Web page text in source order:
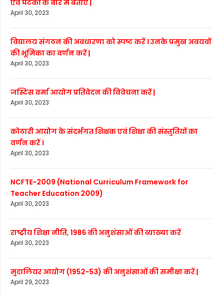
एवं घटकों के बारे में बताएं |
April 30, 2023
विद्यालय संगठन की अवधारणा को स्पष्ट करें । उनके प्रमुख अवयवों
की भूमिका का वर्णन करें |
April 30, 2023
जस्टिस वर्मा आयोग प्रतिवेदन की विवेचना करें |
April 30, 2023
कोठारी आयोग के संदर्भगत शिक्षक एवं शिक्षा की संस्तुतियों का
वर्णन करें ।
April 30, 2023
NCFTE-2009 (National Curriculum Framework for
Teacher Education 2009)
April 30, 2023
राष्ट्रीय शिक्षा नीति, 1986 की अनुशंसाओं की व्याख्या करें
April 30, 2023
मुदालियर आयोग (1952-53) की अनुशंसाओं की समीक्षा करें |
April 29, 2023